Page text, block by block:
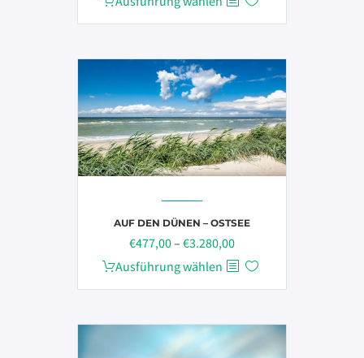
Produkt
mehrere
Varianten
auf.
Die
Optionen
können
der
Produktseite
gewählt
werden
AUF DEN DÜNEN – OSTSEE
€477,00– €3.280,00Preisspanne:
€477,00
Ausführung wählen
Dieses
Produkt
mehrere
Varianten